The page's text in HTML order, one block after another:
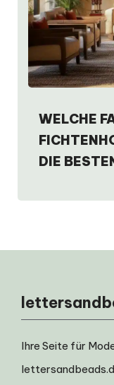
WELCHE
DIE
Ihre Seite für